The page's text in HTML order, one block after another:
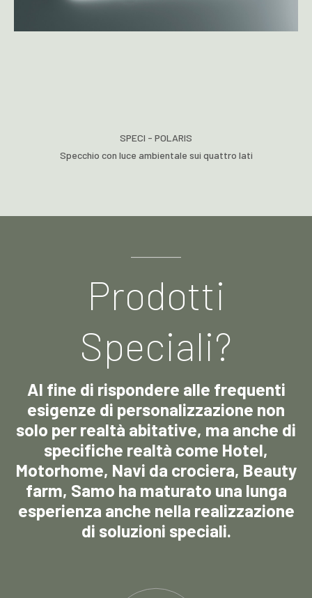
SPECI - POLARIS
Specchio con luce ambientale sui quattro lati
Prodotti
Speciali?
Al fine di rispondere alle frequenti
esigenze di personalizzazione non
solo per realtà abitative, ma anche di
specifiche realtà come Hotel,
Motorhome, Navi da crociera, Beauty
farm, Samo ha maturato una lunga
esperienza anche nella realizzazione
di soluzioni speciali.